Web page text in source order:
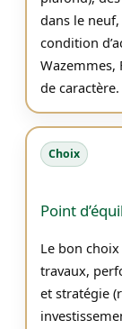
dans le
condition
Wazemmes,
de caractère.
Choix
Point
Le bon
travaux,
et stratégie